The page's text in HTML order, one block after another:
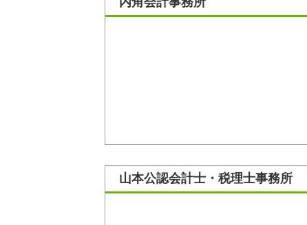
山本公認会計士・税理士事務所